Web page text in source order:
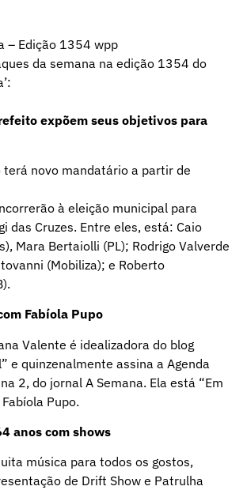
– Edição 1354 wpp
da semana na edição 1354 do
expõem seus objetivos para
terá novo mandatário a partir de
à eleição municipal para
das Cruzes. Entre eles, está: Caio
Mara Bertaiolli (PL); Rodrigo Valverde
(Mobiliza); e Roberto
Fabíola Pupo
Valente é idealizadora do blog
e quinzenalmente assina a Agenda
2, do jornal A Semana. Ela está “Em
Pupo.
anos com shows
música para todos os gostos,
de Drift Show e Patrulha